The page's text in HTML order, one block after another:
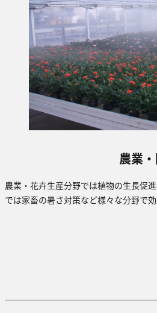
農業
農業・花卉生産分野では植物の⽣⻑促
では家畜の暑さ対策など様々な分野で効